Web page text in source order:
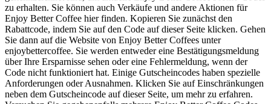
zu erhalten. Sie können auch Verkäufe und andere Aktionen für
Enjoy Better Coffee hier finden. Kopieren Sie zunächst den
Rabattcode, indem Sie auf den Code auf dieser Seite klicken. Gehen
Sie dann auf die Website von Enjoy Better Coffees unter
enjoybettercoffee. Sie werden entweder eine Bestätigungsmeldung
über Ihre Ersparnisse sehen oder eine Fehlermeldung, wenn der
Code nicht funktioniert hat. Einige Gutscheincodes haben spezielle
Anforderungen oder Ausnahmen. Klicken Sie auf Einschränkungen
neben dem Gutscheincode auf dieser Seite, um mehr zu erfahren.